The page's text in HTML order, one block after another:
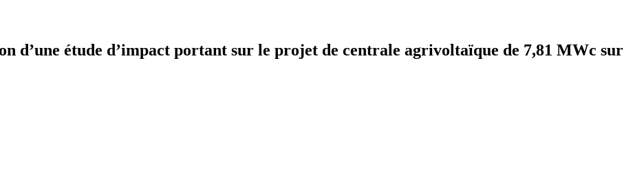
d’une étude d’impact portant sur le projet de centrale agrivoltaïque de 7,81 MWc sur